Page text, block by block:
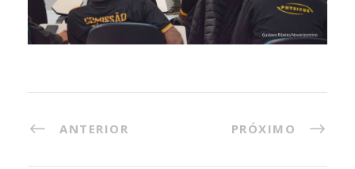
ANTERIOR PRÓXIMO